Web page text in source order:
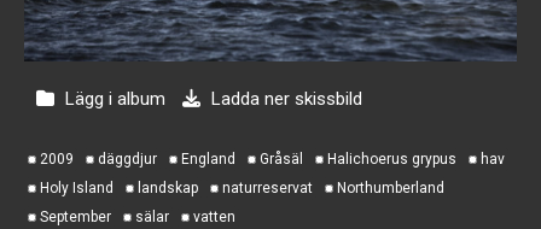
Lägg i album Ladda ner skissbild
2009 däggdjur England Gråsäl Halichoerus grypus
hav
Holy Island
landskap naturreservat
Northumberland
September
sälar vatten